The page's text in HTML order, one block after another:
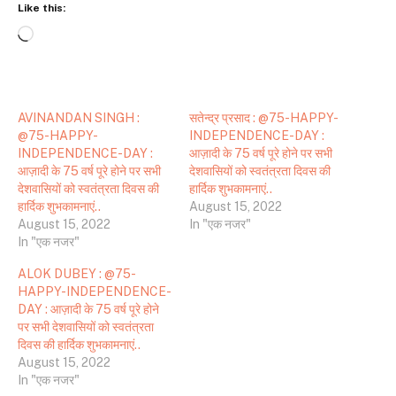
Like this:
Loading…
AVINANDAN SINGH :
@75-HAPPY-
INDEPENDENCE-DAY :
आज़ादी के 75 वर्ष पूरे होने पर सभी
देशवासियों को स्वतंत्रता दिवस की
हार्दिक शुभकामनाएं..
August 15, 2022
In "एक नजर"
सतेन्द्र प्रसाद : @75-HAPPY-
INDEPENDENCE-DAY :
आज़ादी के 75 वर्ष पूरे होने पर सभी
देशवासियों को स्वतंत्रता दिवस की
हार्दिक शुभकामनाएं..
August 15, 2022
In "एक नजर"
ALOK DUBEY : @75-
HAPPY-INDEPENDENCE-
DAY : आज़ादी के 75 वर्ष पूरे होने
पर सभी देशवासियों को स्वतंत्रता
दिवस की हार्दिक शुभकामनाएं..
August 15, 2022
In "एक नजर"